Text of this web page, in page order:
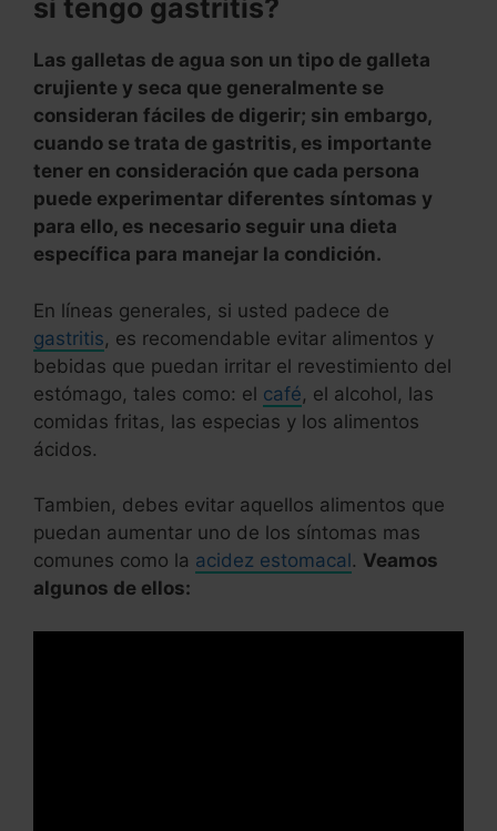
si tengo gastritis?
Las galletas de agua son un tipo de galleta
crujiente y seca que generalmente se
consideran fáciles de digerir; sin embargo,
cuando se trata de gastritis, es importante
tener en consideración que cada persona
puede experimentar diferentes síntomas y
para ello, es necesario seguir una dieta
específica para manejar la condición.
En líneas generales, si usted padece de
gastritis, es recomendable evitar alimentos y
bebidas que puedan irritar el revestimiento del
estómago, tales como: el café, el alcohol, las
comidas fritas, las especias y los alimentos
ácidos.
Tambien, debes evitar aquellos alimentos que
puedan aumentar uno de los síntomas mas
comunes como la acidez estomacal. Veamos
algunos de ellos: